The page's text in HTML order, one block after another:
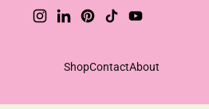
Zum Inhalt springen
Instagram
LinkedInPinterest
TikTokYouTube
ShopContactAbout